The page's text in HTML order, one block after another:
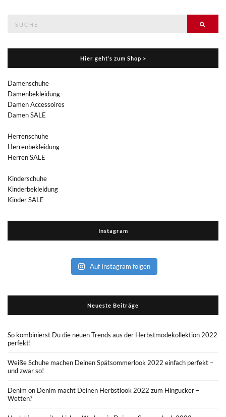
Hier geht’s zum Shop >
Damenschuhe
Damenbekleidung
Damen Accessoires
Damen SALE
Herrenschuhe
Herrenbekleidung
Herren SALE
Kinderschuhe
Kinderbekleidung
Kinder SALE
Instagram
Auf Instagram folgen
Neueste Beiträge
So kombinierst Du die neuen Trends aus der Herbstmodekollektion 2022
perfekt!
Weiße Schuhe machen Deinen Spätsommerlook 2022 einfach perfekt –
und zwar so!
Denim on Denim macht Deinen Herbstlook 2022 zum Hingucker –
Wetten?